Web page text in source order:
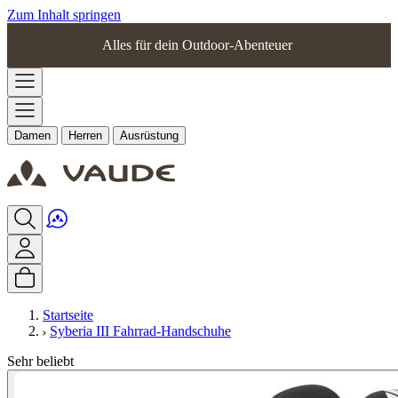
Zum Inhalt springen
Alles für dein Outdoor-Abenteuer
Damen Herren Ausrüstung
Startseite
Syberia III Fahrrad-Handschuhe
Sehr beliebt